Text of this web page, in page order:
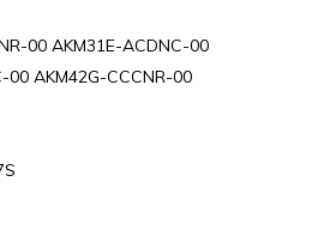
00 AKM31E-ACDNC-00
00 AKM42G-CCCNR-00